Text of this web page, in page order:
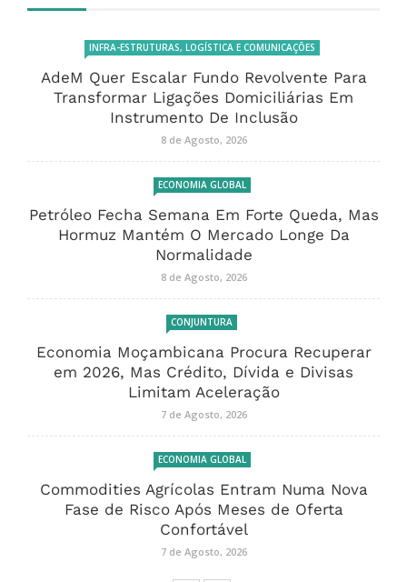
INFRA-ESTRUTURAS, LOGÍSTICA E COMUNICAÇÕES
AdeM Quer Escalar Fundo Revolvente Para
Transformar Ligações Domiciliárias Em
Instrumento De Inclusão
8 de Agosto, 2026
ECONOMIA GLOBAL
Petróleo Fecha Semana Em Forte Queda, Mas
Hormuz Mantém O Mercado Longe Da
Normalidade
8 de Agosto, 2026
CONJUNTURA
Economia Moçambicana Procura Recuperar
em 2026, Mas Crédito, Dívida e Divisas
Limitam Aceleração
7 de Agosto, 2026
ECONOMIA GLOBAL
Commodities Agrícolas Entram Numa Nova
Fase de Risco Após Meses de Oferta
Confortável
7 de Agosto, 2026